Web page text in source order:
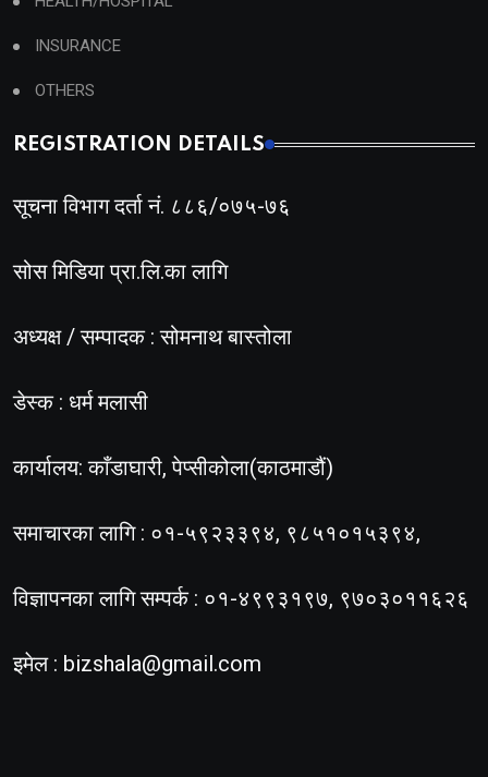
INSURANCE
OTHERS
REGISTRATION DETAILS
सूचना विभाग दर्ता नं. ८८६/०७५-७६
सोस मिडिया प्रा.लि.का लागि
अध्यक्ष / सम्पादक : सोमनाथ बास्तोला
डेस्क : धर्म मलासी
कार्यालय: काँडाघारी, पेप्सीकोला(काठमाडौं)
समाचारका लागि : ०१-५९२३३९४, ९८५१०१५३९४,
विज्ञापनका लागि सम्पर्क : ०१-४९९३१९७, ९७०३०११६२६
इमेल : bizshala@gmail.com